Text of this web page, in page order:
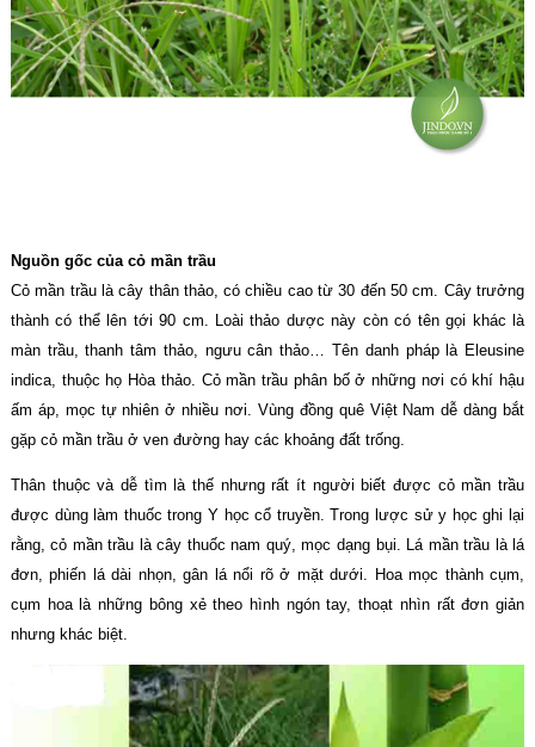
Nguồn gốc của cỏ mần trầu
Cỏ mần trầu là cây thân thảo, có chiều cao từ 30 đến 50 cm. Cây trưởng
thành có thể lên tới 90 cm. Loài thảo dược này còn có tên gọi khác là
màn trầu, thanh tâm thảo, ngưu cân thảo… Tên danh pháp là Eleusine
indica, thuộc họ Hòa thảo. Cỏ mần trầu phân bố ở những nơi có khí hậu
ấm áp, mọc tự nhiên ở nhiều nơi. Vùng đồng quê Việt Nam dễ dàng bắt
gặp cỏ mần trầu ở ven đường hay các khoảng đất trống.
Thân thuộc và dễ tìm là thế nhưng rất ít người biết được cỏ mần trầu
được dùng làm thuốc trong Y học cổ truyền. Trong lược sử y học ghi lại
rằng, cỏ mần trầu là cây thuốc nam quý, mọc dạng bụi. Lá mần trầu là lá
đơn, phiến lá dài nhọn, gân lá nổi rõ ở mặt dưới. Hoa mọc thành cụm,
cụm hoa là những bông xẻ theo hình ngón tay, thoạt nhìn rất đơn giản
nhưng khác biệt.